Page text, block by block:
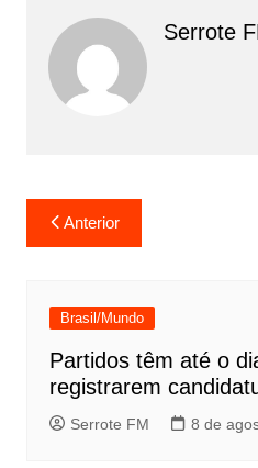
Serrote
Navegação
de
Anterior
Brasil/Mundo
Partidos têm até o
registrarem
Serrote FM 8 de